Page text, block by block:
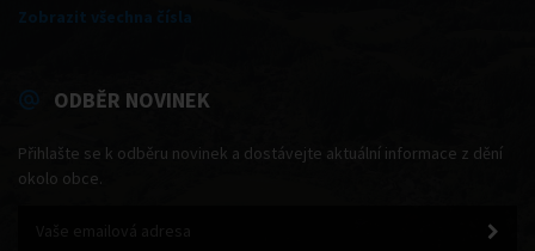
Zobrazit všechna čísla
ODBĚR NOVINEK
Přihlašte se k odběru novinek a dostávejte aktuální informace z dění
okolo obce.